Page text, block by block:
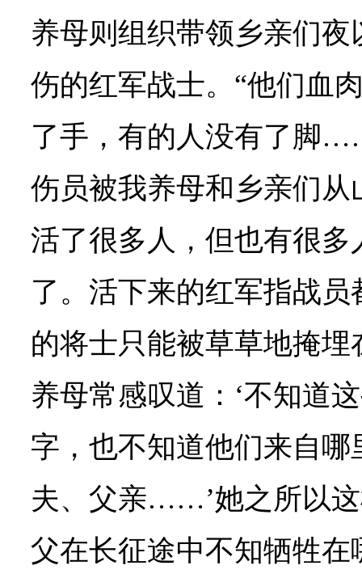
养母则组织带领乡亲们
伤的红军战士。“他们血
了手，有的人没有了脚
伤员被我养母和乡亲们
活了很多人，但也有很
了。活下来的红军指战
的将士只能被草草地掩
养母常感叹道：‘不知道
字，也不知道他们来自
夫、父亲……’她之所以
父在长征途中不知牺牲